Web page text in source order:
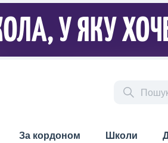
За кордоном
Школи